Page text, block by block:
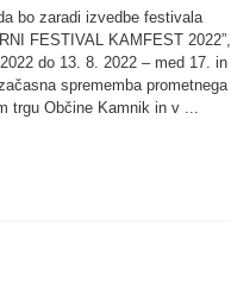
bo zaradi izvedbe festivala
FESTIVAL KAMFEST 2022”,
do 13. 8. 2022 – med 17. in
sprememba prometnega
trgu Občine Kamnik in v ...